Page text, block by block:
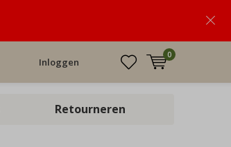
Inloggen
0
Retourneren